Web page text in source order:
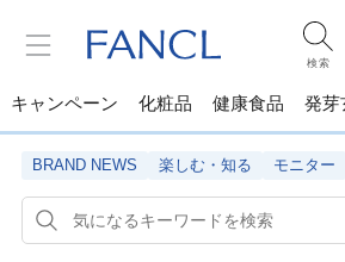
検索
キャンペーン 化粧品 健康食品 発芽
BRAND NEWS 楽しむ・知る モニター